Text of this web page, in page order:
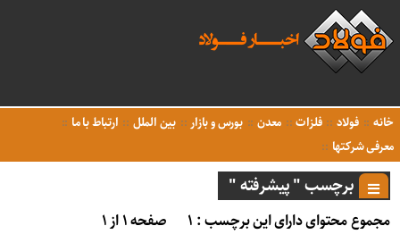
خانه فولاد فلزات معدن بورس و بازار بین الملل
ارتباط با ما
معرفی شرکتها
برچسب " پیشرفته "
مجموع محتوای دارای این برچسب : ۱
صفحه ۱ از ۱